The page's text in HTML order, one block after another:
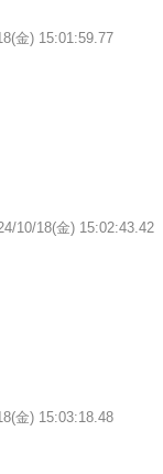
金) 15:01:59.77
10/18(金) 15:02:43.42
金) 15:03:18.48